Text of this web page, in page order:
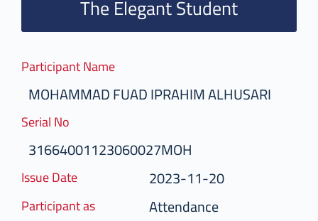
The Elegant Student
Participant Name
MOHAMMAD FUAD IPRAHIM ALHUSARI
Serial No
31664001123060027MOH
Issue Date 2023-11-20
Participant as Attendance